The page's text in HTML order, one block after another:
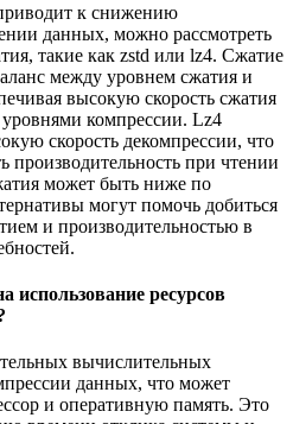
к снижению
данных, можно рассмотреть
такие как zstd или lz4. Сжатие
между уровнем сжатия и
высокую скорость сжатия
компрессии. Lz4
скорость декомпрессии, что
производительность при чтении
может быть ниже по
могут помочь добиться
и производительностью в
использование ресурсов
вычислительных
данных, что может
и оперативную память. Это